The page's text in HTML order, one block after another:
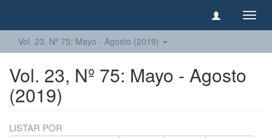
Vol. 23, Nº 75: Mayo - Agosto (2019)
Vol. 23, Nº 75: Mayo - Agosto
(2019)
LISTAR POR